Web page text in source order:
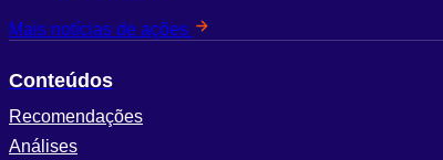
Mais notícias de ações
Conteúdos
Recomendações
Análises